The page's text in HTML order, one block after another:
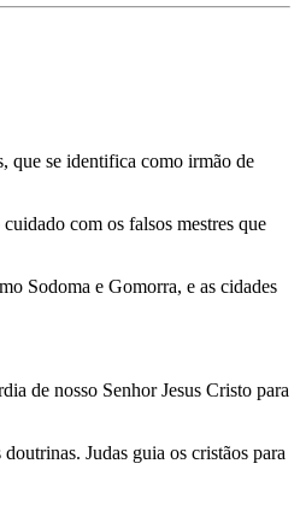
que se identifica como irmão de
com os falsos mestres que
Sodoma e Gomorra, e as cidades
de nosso Senhor Jesus Cristo para
Judas guia os cristãos para